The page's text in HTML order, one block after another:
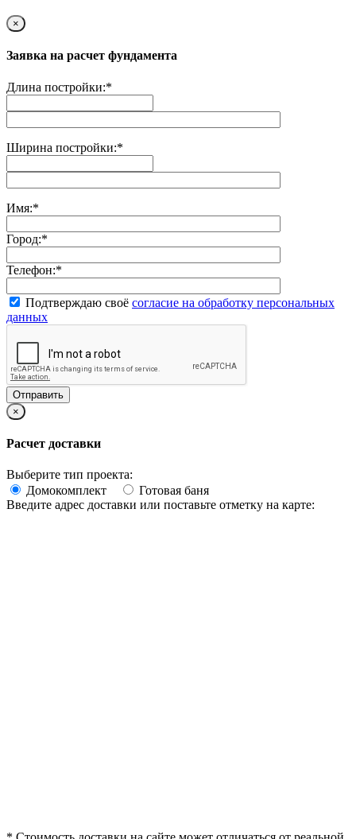
×
Заявка на расчет фундамента
Длина постройки:*
Ширина постройки:*
Имя:*
Город:*
Телефон:*
Подтверждаю своё согласие на обработку персональных
данных
×
Расчет доставки
Выберите тип проекта:
Домокомплект
Готовая баня
Введите адрес доставки или поставьте отметку на карте: